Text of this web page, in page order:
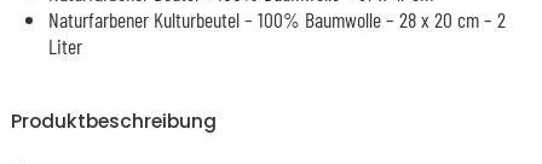
Naturfarbener Kulturbeutel – 100% Baumwolle – 28 x 20 cm – 2
Liter
Produktbeschreibung